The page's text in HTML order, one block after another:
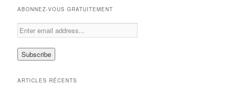
ABONNEZ-VOUS GRATUITEMENT
ARTICLES RÉCENTS